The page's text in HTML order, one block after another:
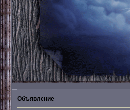
Объявление